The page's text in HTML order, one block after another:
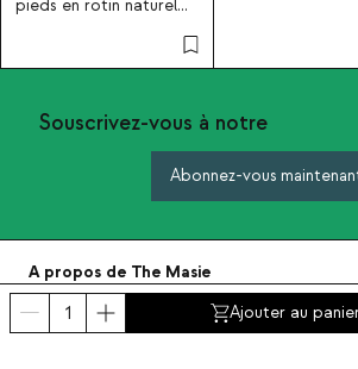
Ajouter au
pieds en rotin naturel
Souscrivez-vous à notre
Abonnez-vous
A propos de The Masie
Catégories
Contact et aide